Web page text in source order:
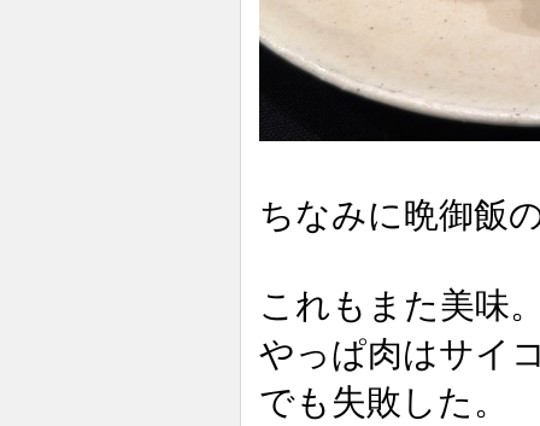
ちなみに晩御飯
これもまた美味
やっぱ肉はサイ
でも失敗した。